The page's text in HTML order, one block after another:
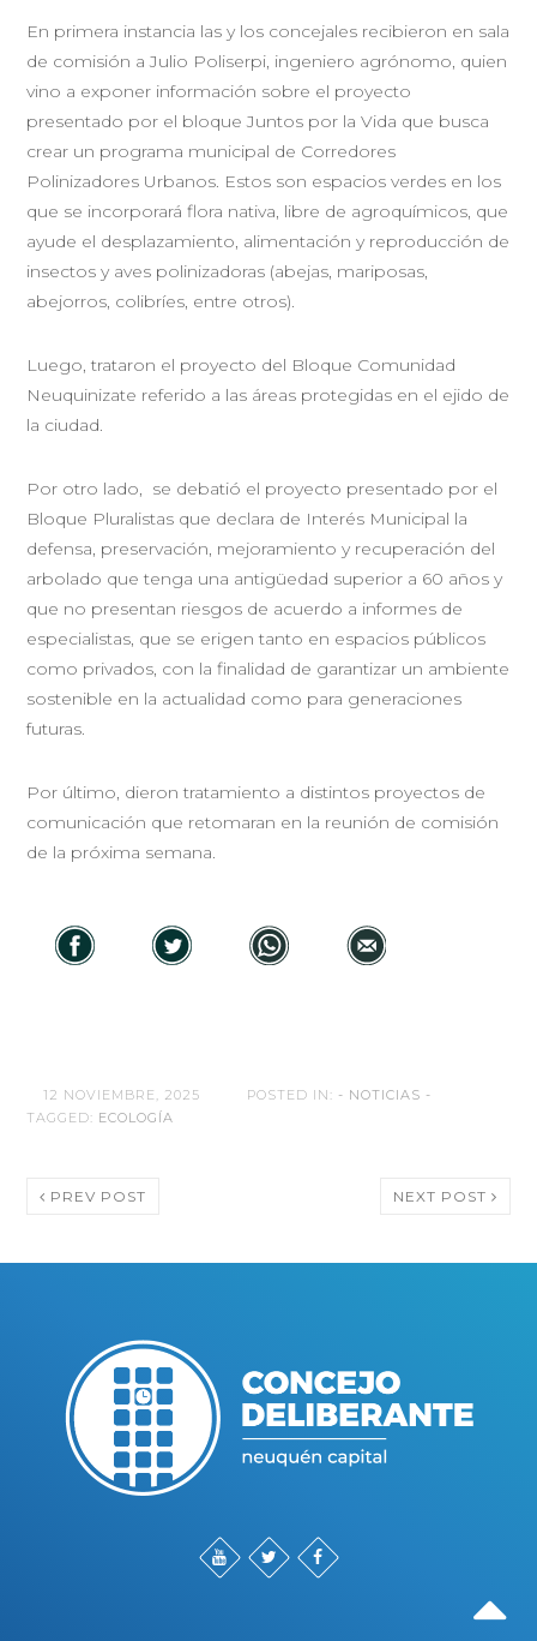
En primera instancia las y los concejales recibieron en sala
de comisión a Julio Poliserpi, ingeniero agrónomo, quien
vino a exponer información sobre el proyecto
presentado por el bloque Juntos por la Vida que busca
crear un programa municipal de Corredores
Polinizadores Urbanos. Estos son espacios verdes en los
que se incorporará flora nativa, libre de agroquímicos, que
ayude el desplazamiento, alimentación y reproducción de
insectos y aves polinizadoras (abejas, mariposas,
abejorros, colibríes, entre otros).
Luego, trataron el proyecto del Bloque Comunidad
Neuquinizate referido a las áreas protegidas en el ejido de
la ciudad.
Por otro lado, se debatió el proyecto presentado por el
Bloque Pluralistas que declara de Interés Municipal la
defensa, preservación, mejoramiento y recuperación del
arbolado que tenga una antigüedad superior a 60 años y
que no presentan riesgos de acuerdo a informes de
especialistas, que se erigen tanto en espacios públicos
como privados, con la finalidad de garantizar un ambiente
sostenible en la actualidad como para generaciones
futuras.
Por último, dieron tratamiento a distintos proyectos de
comunicación que retomaran en la reunión de comisión
de la próxima semana.
12 NOVIEMBRE, 2025 POSTED IN: - NOTICIAS -
TAGGED: ECOLOGÍA
PREV POST NEXT POST